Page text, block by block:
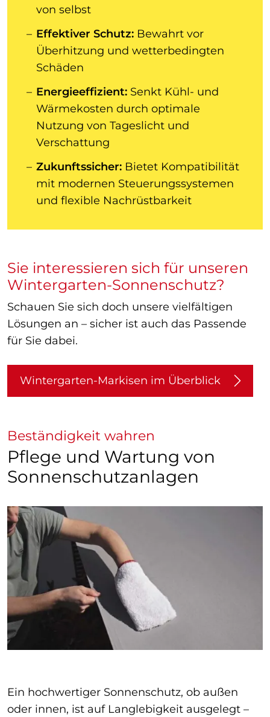
von selbst
Effektiver Schutz: Bewahrt vor
Überhitzung und wetterbedingten
Schäden
Energieeffizient: Senkt Kühl- und
Wärmekosten durch optimale
Nutzung von Tageslicht und
Verschattung
Zukunftssicher: Bietet Kompatibilität
mit modernen Steuerungssystemen
und flexible Nachrüstbarkeit
Sie interessieren sich für unseren
Wintergarten-Sonnenschutz?
Schauen Sie sich doch unsere vielfältigen
Lösungen an – sicher ist auch das Passende
für Sie dabei.
Wintergarten-Markisen im Überblick
Beständigkeit wahren
Pflege und Wartung von
Sonnenschutzanlagen
Ein hochwertiger Sonnenschutz, ob außen
oder innen, ist auf Langlebigkeit ausgelegt –